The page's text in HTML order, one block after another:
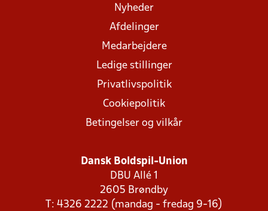
Nyheder
Afdelinger
Medarbejdere
Ledige stillinger
Privatlivspolitik
Cookiepolitik
Betingelser og vilkår
Dansk Boldspil-Union
DBU Allé 1
2605 Brøndby
T: 4326 2222 (mandag - fredag 9-16)